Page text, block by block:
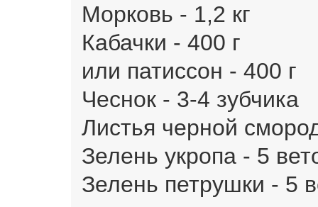
Морковь - 1,2 кг
Кабачки - 400 г
или патиссон - 400 г
Чеснок - 3-4 зубчика
Листья черной
Зелень укропа - 5
Зелень петрушки - 5